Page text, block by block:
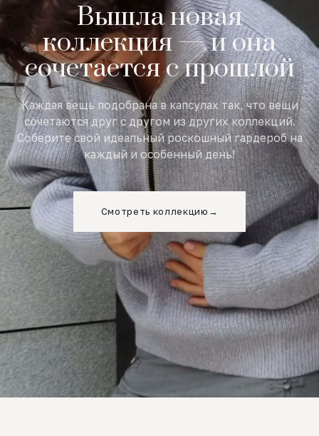
Вышла новая
коллекция — и она
сочетается с прошлой
Каждая вещь подобрана в капсулах так, что вещи
сочетаются друг с другом из других коллекций.
Соберите свой идеальный роскошный гардероб на
каждый и особенный день!
Смотреть коллекцию →